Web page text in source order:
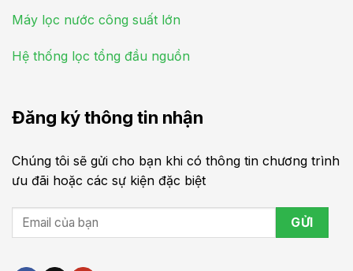
Máy lọc nước công suất lớn
Hệ thống lọc tổng đầu nguồn
Đăng ký thông tin nhận
Chúng tôi sẽ gửi cho bạn khi có thông tin chương trình
ưu đãi hoặc các sự kiện đặc biệt